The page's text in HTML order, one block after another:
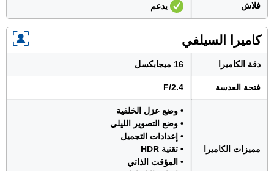
فلاش يدعم
كاميرا السيلفي
دقة الكاميرا 16 ميجابكسل
فتحة العدسة F/2.4
مميزات الكاميرا
• وضع عزل الخلفية
• وضع التصوير الليلي
• إعدادات التجميل
• تقنية HDR
• المؤقت الذاتي